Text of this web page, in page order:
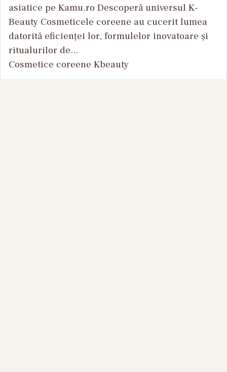
asiatice pe Kamu.ro Descoperă universul K-
Beauty Cosmeticele coreene au cucerit lumea
datorită eficienței lor, formulelor inovatoare și
ritualurilor de...
Cosmetice coreene Kbeauty